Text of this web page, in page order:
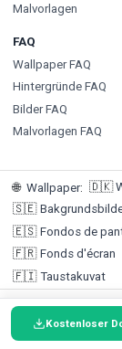
Kostenloser
Malvorlagen
FAQ
Wallpaper FAQ
Hintergründe FAQ
Bilder FAQ
Malvorlagen FAQ
🌐 Wallpaper: 🇩🇰
🇸🇪
🇪🇸 Fondos de
🇫🇷 Fonds d'écran
🇫🇮 Taustakuvat
© 2026
Hung Hom, Hong